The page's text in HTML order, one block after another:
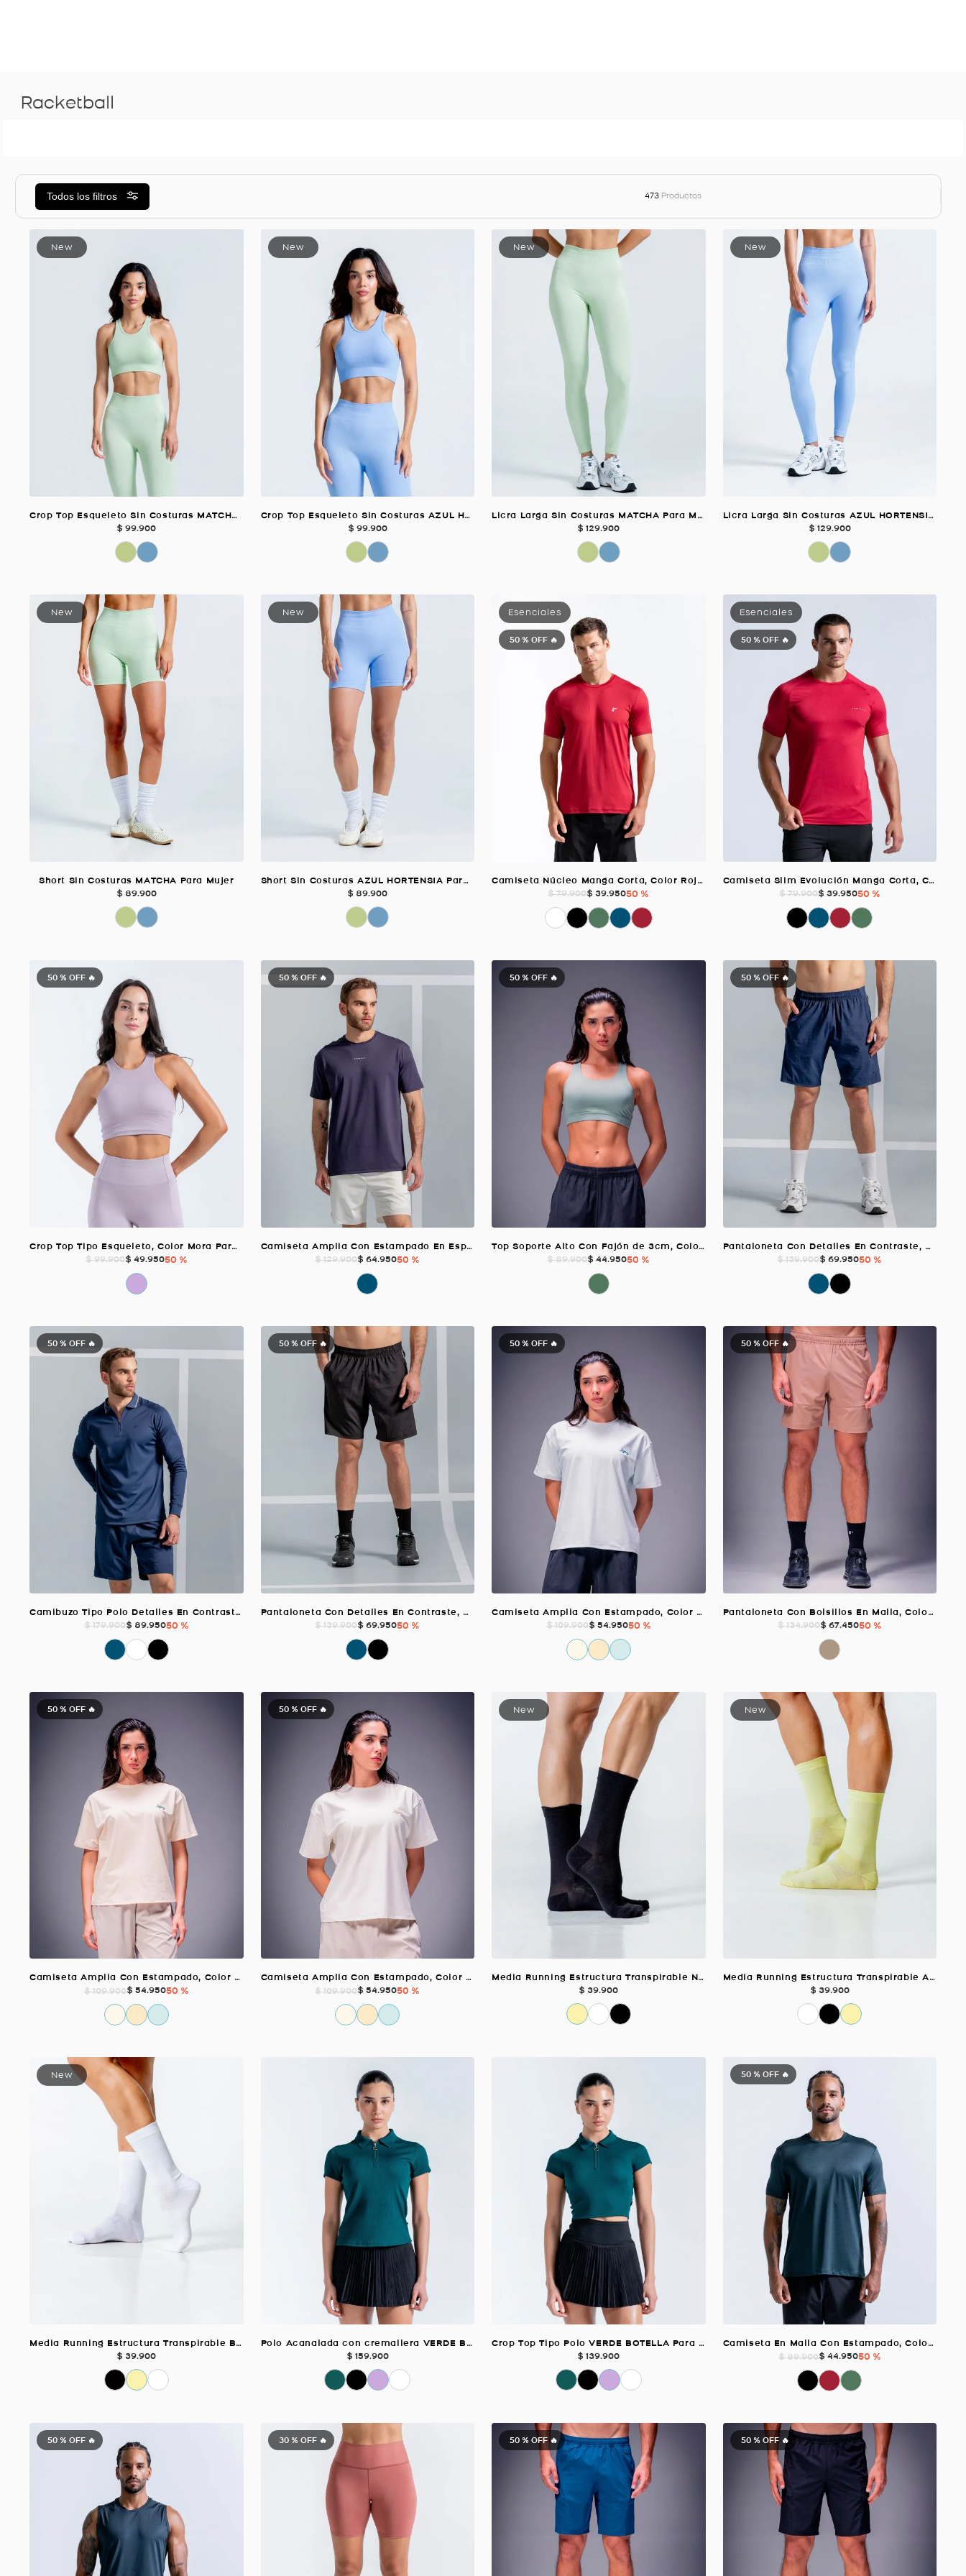
racketball
Todos los filtros 473 Productos
Crop Top Esqueleto Sin Costuras MATCHA Para Mujer
$ 99.900
Crop Top Esqueleto Sin Costuras AZUL HORTENSIA Para Mujer
$ 99.900
Licra Larga Sin Costuras MATCHA Para Mujer
$ 129.900
Licra Larga Sin Costuras AZUL HORTENSIA Para Mujer
$ 129.900
Short Sin Costuras MATCHA Para Mujer
$ 89.900
Short Sin Costuras AZUL HORTENSIA Para Mujer
$ 89.900
50 % OFF 🔥
Camiseta Núcleo Manga Corta, Color Rojo Para Hombre
$ 79.900$ 39.95050 %
50 % OFF 🔥
Camiseta Slim Evolución Manga Corta, Color Rojo Para Hombre
$ 79.900$ 39.95050 %
50 % OFF 🔥
Crop Top Tipo Esqueleto, Color Mora Para Mujer
$ 99.900$ 49.95050 %
50 % OFF 🔥
Camiseta Amplia Con Estampado En Espalda, Color Azul Oscuro Para Hombre
$ 129.900$ 64.95050 %
50 % OFF 🔥
Top Soporte Alto Con Fajón de 3cm, Color VERDE SECO Para Mujer
$ 89.900$ 44.95050 %
50 % OFF 🔥
Pantaloneta Con Detalles En Contraste, Color Azul Oscuro Para Hombre
$ 139.900$ 69.95050 %
50 % OFF 🔥
Camibuzo Tipo Polo Detalles En Contraste, Color Azul Oscuro Para Hombre
$ 179.900$ 89.95050 %
50 % OFF 🔥
Pantaloneta Con Detalles En Contraste, Color Negro Para Hombre
$ 139.900$ 69.95050 %
50 % OFF 🔥
Camiseta Amplia Con Estampado, Color VERDE AGUA Para Mujer
$ 109.900$ 54.95050 %
50 % OFF 🔥
Pantaloneta Con Bolsillos En Malla, Color ARENA Para Hombre
$ 134.900$ 67.45050 %
50 % OFF 🔥
Camiseta Amplia Con Estampado, Color MELON Para Mujer
$ 109.900$ 54.95050 %
50 % OFF 🔥
Camiseta Amplia Con Estampado, Color MARFIL Para Mujer
$ 109.900$ 54.95050 %
Media Running Estructura Transpirable Negro Unisex
$ 39.900
Media Running Estructura Transpirable Amarillo Unisex
$ 39.900
Media Running Estructura Transpirable Blanco Unisex
$ 39.900
Polo Acanalada con cremallera VERDE BOTELLA Para Mujer
$ 159.900
Crop Top Tipo Polo VERDE BOTELLA Para Mujer
$ 139.900
50 % OFF 🔥
Camiseta En Malla Con Estampado, Color Verde Oscuro Para Hombre
$ 89.900$ 44.95050 %
50 % OFF 🔥 30 % OFF 🔥 50 % OFF 🔥 50 % OFF 🔥